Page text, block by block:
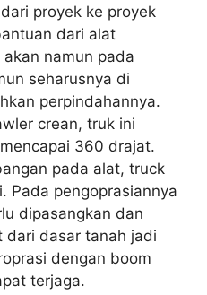
proyek ke proyek
dari alat
namun pada
seharusnya di
perpindahannya.
crean, truk ini
360 drajat.
pada alat, truck
Pada pengoprasiannya
dipasangkan dan
dari dasar tanah jadi
dengan boom
terjaga.